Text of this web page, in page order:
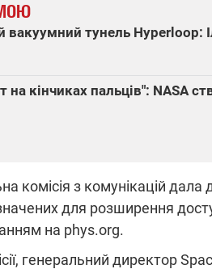
вакуумний тунель Hyperloop:
на кінчиках пальців": NASA
з комунікацій дала
для розширення
на phys.org.
генеральний директор
Частина споживачів у